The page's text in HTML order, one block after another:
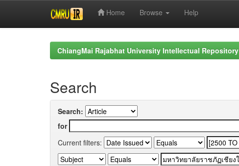
Home Browse Help
ChiangMai Rajabhat University Intellectual Repository
Search
Search:
for
Current filters: